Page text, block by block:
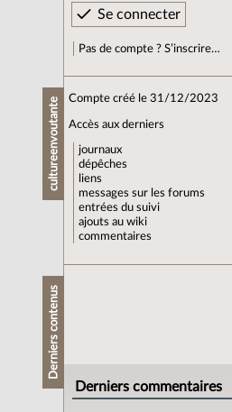
Pas de compte ? S’inscrire…
cultureenvoutante Compte créé le 31/12/2023
Accès aux derniers
journaux
dépêches
liens
messages sur les forums
entrées du suivi
ajouts au wiki
commentaires
Derniers contenus
Derniers commentaires